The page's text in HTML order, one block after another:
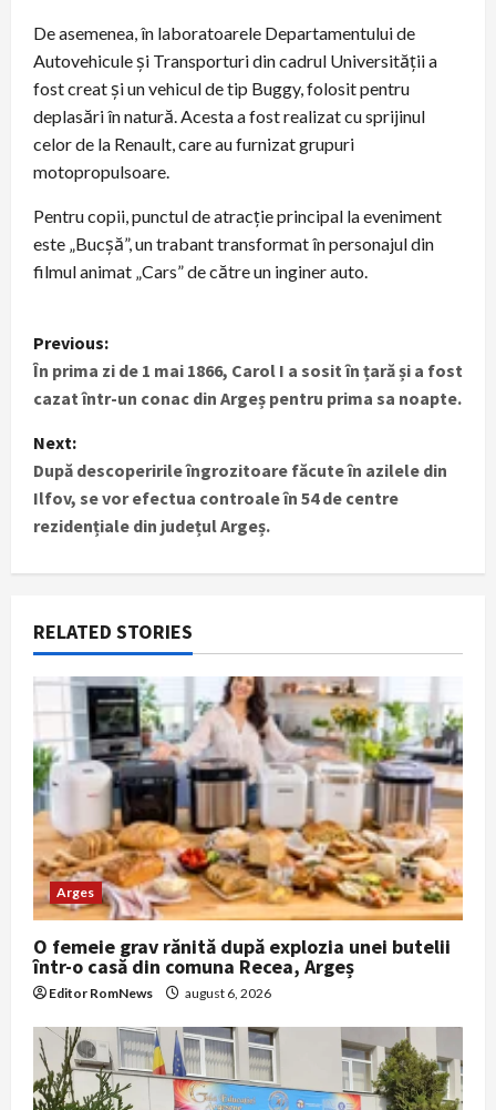
De asemenea, în laboratoarele Departamentului de
Autovehicule și Transporturi din cadrul Universității a
fost creat și un vehicul de tip Buggy, folosit pentru
deplasări în natură. Acesta a fost realizat cu sprijinul
celor de la Renault, care au furnizat grupuri
motopropulsoare.
Pentru copii, punctul de atracție principal la eveniment
este „Bucșă”, un trabant transformat în personajul din
filmul animat „Cars” de către un inginer auto.
P
o
s
t
n
a
v
i
g
a
t
i
o
n
Previous:
În prima zi de 1 mai 1866, Carol I a sosit în țară și a fost
cazat într-un conac din Argeș pentru prima sa noapte.
Next:
După descoperirile îngrozitoare făcute în azilele din
Ilfov, se vor efectua controale în 54 de centre
rezidențiale din județul Argeș.
RELATED STORIES
Arges
O femeie grav rănită după explozia unei butelii
într-o casă din comuna Recea, Argeș
Editor RomNews august 6, 2026